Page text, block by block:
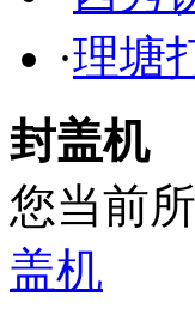
·理塘
封盖机
您当前
盖机